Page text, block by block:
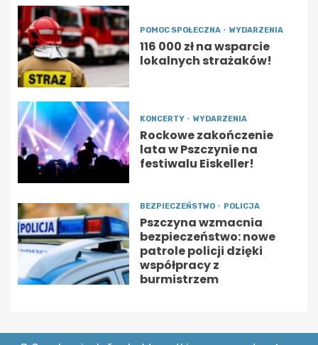
POMOC SPOŁECZNA WYDARZENIA
116 000 zł na wsparcie
lokalnych strażaków!
KONCERTY WYDARZENIA
Rockowe zakończenie
lata w Pszczynie na
festiwalu Eiskeller!
BEZPIECZEŃSTWO POLICJA
Pszczyna wzmacnia
bezpieczeństwo: nowe
patrole policji dzięki
współpracy z
burmistrzem